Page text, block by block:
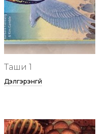
Таши 1
Дэлгэрэнгүй